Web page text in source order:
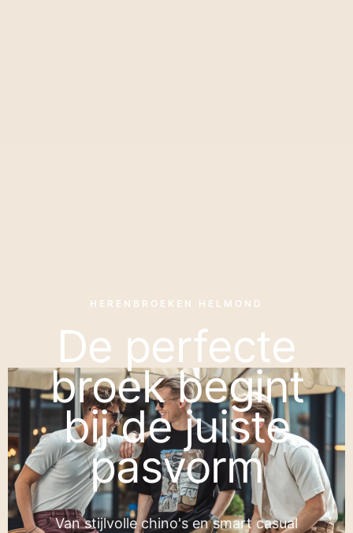
HERENBROEKEN HELMOND
De perfecte
broek begint
bij de juiste
pasvorm
Van stijlvolle chino's en smart casual